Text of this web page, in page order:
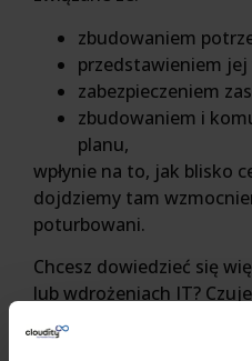
zbudowaniem
przedstawieniem jej
zabezpieczeniem
zbudowaniem i
planu,
wpłynie na to, jak blisko
dojdziemy tam
poturbowani.
Chcesz dowiedzieć się
lub wdrożeniach IT?
pomogłyby warsztaty z
Skontaktuj się z nami